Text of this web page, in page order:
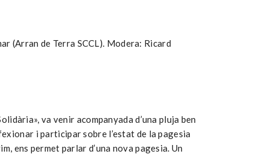
(Arran de Terra SCCL). Modera: Ricard
va venir acompanyada d’una pluja ben
i participar sobre l’estat de la pagesia
ens permet parlar d’una nova pagesia. Un